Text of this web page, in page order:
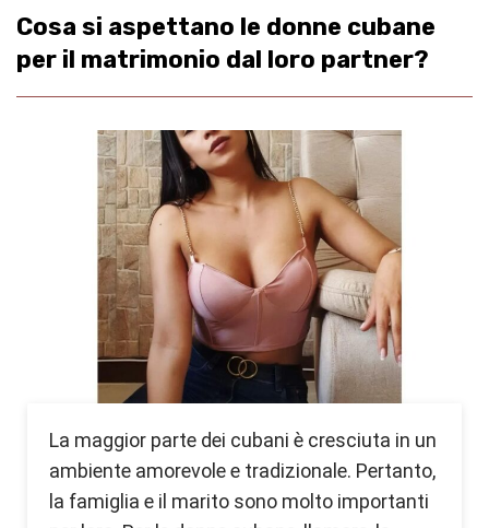
Cosa si aspettano le donne cubane
per il matrimonio dal loro partner?
La maggior parte dei cubani è cresciuta in un
ambiente amorevole e tradizionale. Pertanto,
la famiglia e il marito sono molto importanti